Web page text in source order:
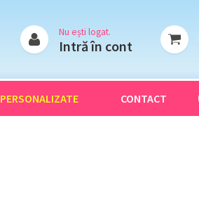
Nu ești logat.
Intră în cont
PERSONALIZATE CONTACT